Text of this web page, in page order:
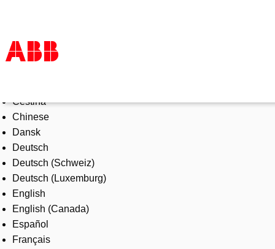
Products & Solutions
Industries
Services
About us
Where to buy
Contact us
Careers
Čeština
Chinese
Dansk
Deutsch
Deutsch (Schweiz)
Deutsch (Luxemburg)
English
English (Canada)
Español
Français